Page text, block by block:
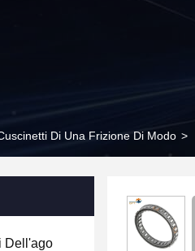
Di Una Frizione Di Modo >
Dell'ago